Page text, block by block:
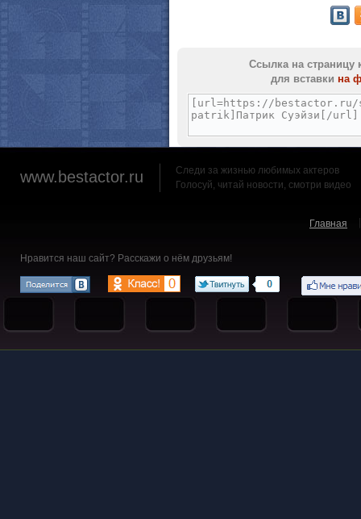
Ссылка на страницу
для вставки на
www.bestactor.ru
Следи за жизнью любимых актеров
Голосуй, читай новости, смотри видео
Главная
Нравится наш сайт? Расскажи о нём друзьям!